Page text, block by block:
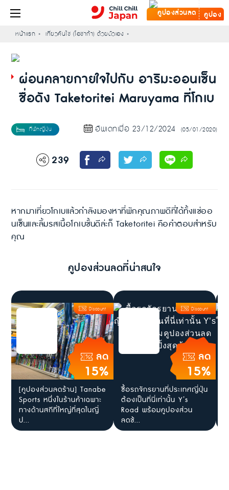
คูปอง
หน้าแรก เที่ยวคันไซ (โอซาก้า) ด้วยตัวเอง
ผ่อนคลายกายใจไปกับ อาริมะออนเซ็น
ชื่อดัง Taketoritei Maruyama ที่โกเบ
อัพเดทเมื่อ 23/12/2024 (05/01/2020)
239
หากมาเที่ยวโกเบแล้วกำลังมองหาที่พักคุณภาพดีที่ได้ทั้งแช่ออ
นเซ็นและลิ้มรสเนื้อโกเบชั้นดีล่ะก็ Taketoritei คือคำตอบสำหรับ
คุณ
คูปองส่วนลดที่น่าสนใจ
ลด
15%
Discount
[คูปองส่วนลดร้าน] Tanabe
Sports หนึ่งในร้านค้าเฉพาะ
ทางด้านสกีที่ใหญ่ที่สุดในญี่
ป...
ลด
15%
Discount
ซื้อรถจักรยานที่ประเทศญี่ปุ่น
ต้องเป็นที่นี่เท่านั้น Y’s
Road พร้อมคูปองส่วน
ลดช้...